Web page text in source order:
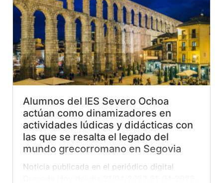
Alumnos del IES Severo Ochoa
actúan como dinamizadores en
actividades lúdicas y didácticas con
las que se resalta el legado del
mundo grecorromano en Segovia
Noticia publicada en el periódico digital